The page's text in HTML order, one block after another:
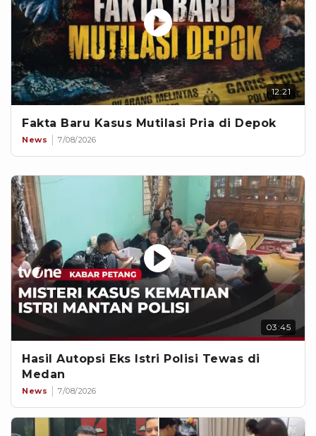
12:21
Fakta Baru Kasus Mutilasi Pria di Depok
News 7/08/2026
03:45
Hasil Autopsi Eks Istri Polisi Tewas di
Medan
News 7/08/2026